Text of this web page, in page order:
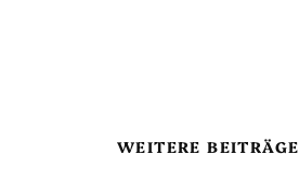
WEITERE BEITRÄGE